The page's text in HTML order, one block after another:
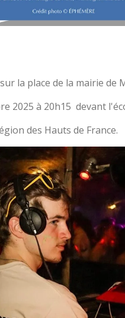
la place de la mairie de
2025 à 20h15 devant
des Hauts de France.